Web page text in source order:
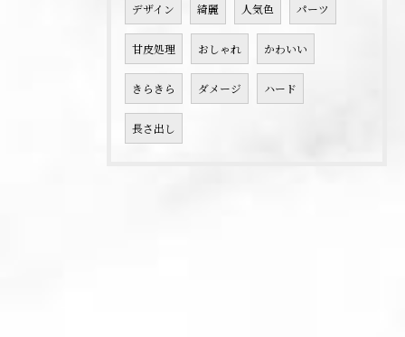
デザイン 綺麗 人気色 パーツ
甘皮処理 おしゃれ かわいい
きらきら ダメージ ハード
長さ出し